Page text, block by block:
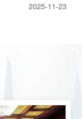
2025-11-23